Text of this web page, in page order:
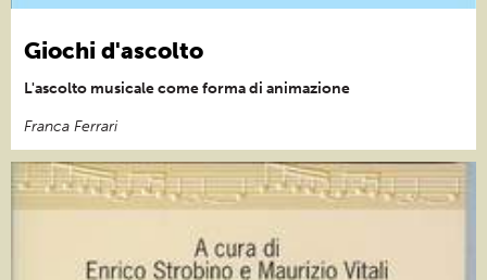
Giochi d'ascolto
L'ascolto musicale come forma di animazione
Franca Ferrari